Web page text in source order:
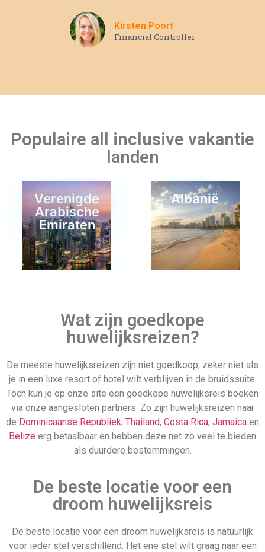
Kirsten Poort
Financial Controller
Populaire all inclusive vakantie
landen
Verenigde
Arabische
Emiraten
Albanië
Cuba Barbados
Last minute 20 december
Wat zijn goedkope
huwelijksreizen?
De meeste huwelijksreizen zijn niet goedkoop, zeker niet als
je in een luxe resort of hotel wilt verblijven in de bruidssuite.
Toch kun je op onze site een goedkope huwelijksreis boeken
via onze aangesloten partners. Zo zijn huwelijksreizen naar
de Dominicaanse Republiek, Thailand, Costa Rica, Jamaica en
Belize erg betaalbaar en hebben deze net zo veel te bieden
als duurdere bestemmingen.
De beste locatie voor een
droom huwelijksreis
De beste locatie voor een droom huwelijksreis is natuurlijk
voor ieder stel verschillend. Het ene stel wilt graag naar een